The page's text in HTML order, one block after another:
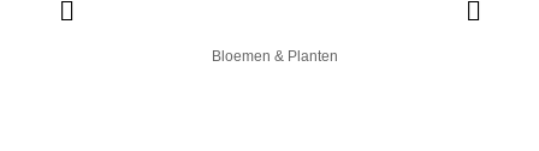
Bloemen & Planten